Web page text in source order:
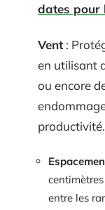
dates pour
Vent:
en utilisant
ou encore
productivité.
entre les